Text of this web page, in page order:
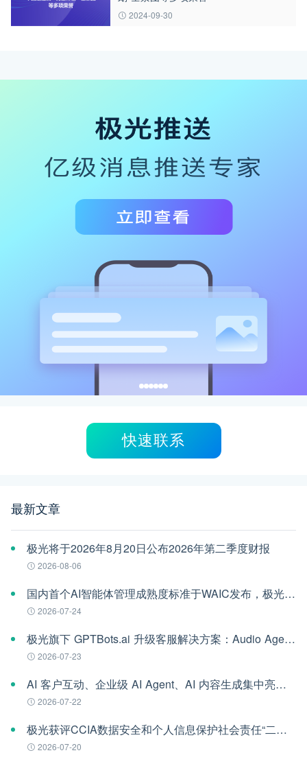
2024-09-30
快速联系
最新文章
极光将于2026年8月20日公布2026年第二季度财报
2026-08-06
国内首个AI智能体管理成熟度标准于WAIC发布，极光参编
2026-07-24
极光旗下 GPTBots.ai 升级客服解决方案：Audio Agent 打通企业通信线路，LINE 客服插件 2.0 同步上线
2026-07-23
AI 客户互动、企业级 AI Agent、AI 内容生成集中亮相！极光旗下EngageLab WAIC 2026 现场回顾
2026-07-22
极光获评CCIA数据安全和个人信息保护社会责任“二星级”单位
2026-07-20